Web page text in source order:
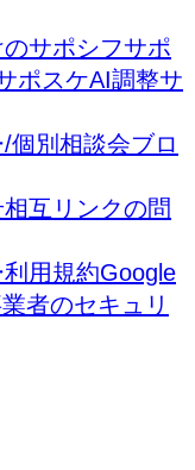
サポシフサポ
ポスケAI調整サ
個別相談会ブロ
相互リンクの問
利用規約Google
者のセキュリ